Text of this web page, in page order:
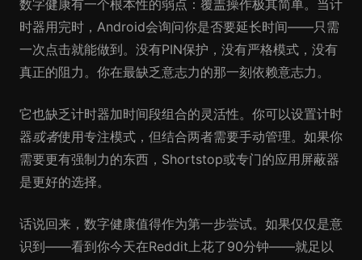
数字健康有一个根本性的弱点：覆盖操作极其简单。当计
时器用完时，Android会询问你是否要延长时间——只需
一次点击就能做到。没有PIN保护，没有严格模式，没有
真正的阻力。你在最缺乏意志力的那一刻依赖意志力。
它也缺乏计时器加时间段组合的灵活性。你可以设置计时
器或者使用专注模式，但结合两者需要手动管理。如果你
需要更有强制力的东西，Shortstop或专门的应用屏蔽器
是更好的选择。
话说回来，数字健康值得作为第一步尝试。如果仅仅是意
识到——看到你今天在Reddit上花了90分钟——就足以